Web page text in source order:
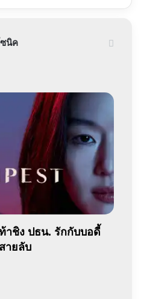
นิค
าชิง ปธน. รักกับบอดี้
ายลับ